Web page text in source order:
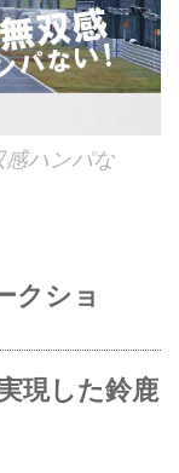
ハンパな
クショ
現した鈴鹿